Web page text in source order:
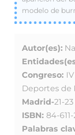
modelo de
Autor(es):
Congreso:
Deportes de
Madrid-21-
ISBN: 84-
Palabras